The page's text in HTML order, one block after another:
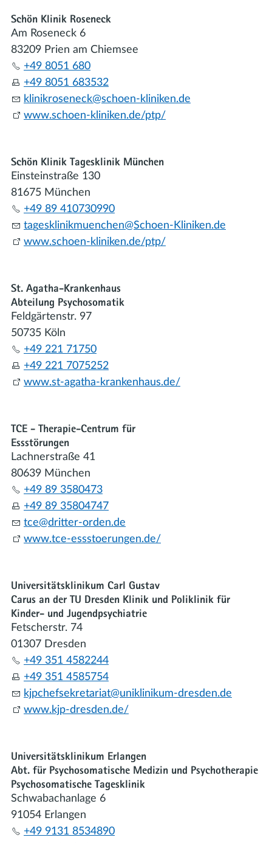
Schön Klinik Roseneck
Am Roseneck 6
83209 Prien am Chiemsee
+49 8051 680
+49 8051 683532
kl n kr s n ck sch n-kl n k n d
www.schoen-kliniken.de/ptp/
Schön Klinik Tagesklinik München
Einsteinstraße 130
81675 München
+49 89 410730990
t g skl n km nch n Sch n-Kl n k n d
www.schoen-kliniken.de/ptp/
St. Agatha-Krankenhaus
Abteilung Psychosomatik
Feldgärtenstr. 97
50735 Köln
+49 221 71750
+49 221 7075252
www.st-agatha-krankenhaus.de/
TCE - Therapie-Centrum für
Essstörungen
Lachnerstraße 41
80639 München
+49 89 3580473
+49 89 35804747
tc
dr tt r- rd n d
www.tce-essstoerungen.de/
Universitätsklinikum Carl Gustav
Carus an der TU Dresden Klinik und Poliklinik für
Kinder- und Jugendpsychiatrie
Fetscherstr. 74
01307 Dresden
+49 351 4582244
+49 351 4585754
kjpch
fs kr t r t n kl n k m-dr sd n d
www.kjp-dresden.de/
Universitätsklinikum Erlangen
Abt. für Psychosomatische Medizin und Psychotherapie
Psychosomatische Tagesklinik
Schwabachanlage 6
91054 Erlangen
+49 9131 8534890